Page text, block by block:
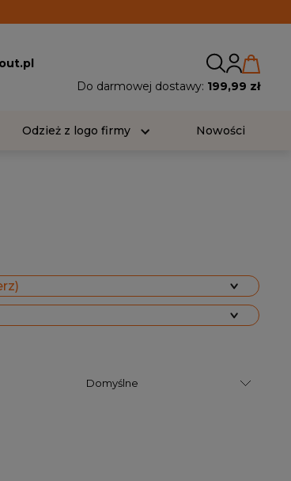
Do darmowej dostawy: 199,99 zł
Odzież z logo firmy Nowości